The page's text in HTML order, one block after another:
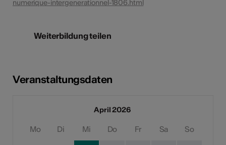
numerique-intergenerationnel-1806.html
Weiterbildung teilen
Veranstaltungsdaten
April 2026
Mo Di Mi Do Fr Sa So